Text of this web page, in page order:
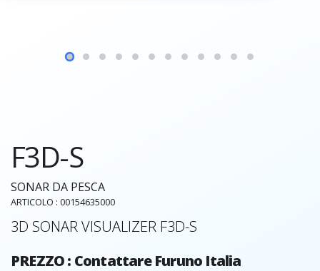
F3D-S
SONAR DA PESCA
ARTICOLO : 00154635000
3D SONAR VISUALIZER F3D-S
PREZZO : Contattare Furuno Italia